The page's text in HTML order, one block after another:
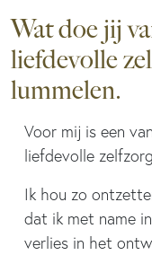
Wat doe jij
liefdevolle
lummelen.
Voor mij is een
liefdevolle
Ik hou zo
dat ik met name
verlies in het